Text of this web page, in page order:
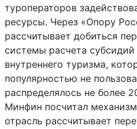
туроператоров
ресурсы. Через «Опору
рассчитывает добиться
системы расчета
внутреннего туризма,
популярностью не
распределялось не более
Минфин посчитал
отрасль рассчитывает